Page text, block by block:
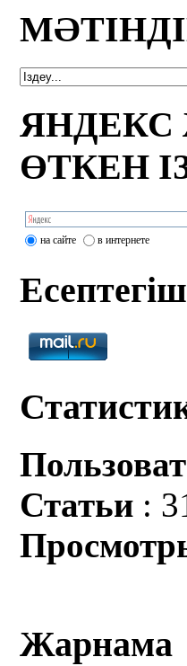
ЯНДЕКС
ӨТКЕН
на сайте в интернете
Статьи :
Жарнама